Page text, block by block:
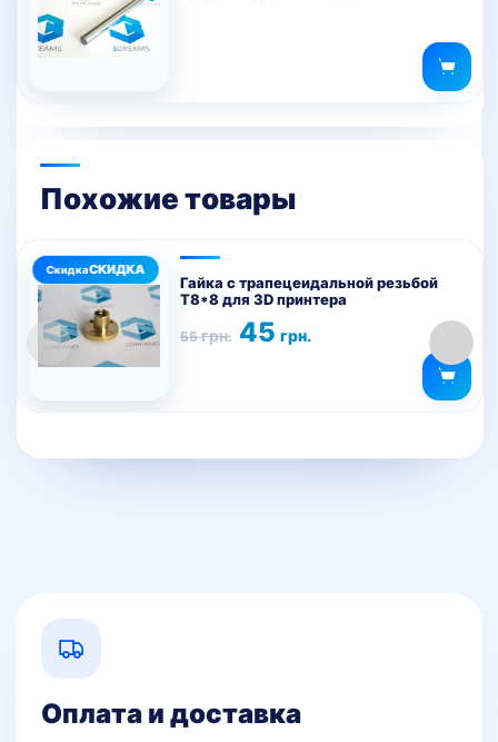
Похожие товары
Гайка с трапецеидальной резьбой
Т8*8 для 3D принтера
55грн.
Первоначальная
цена
45грн.
Текущая
цена:
Оплата и доставка